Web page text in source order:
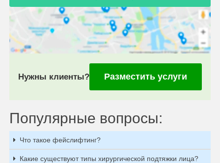
Нужны клиенты? Разместить услуги
Популярные вопросы:
Что такое фейслифтинг?
Какие существуют типы хирургической подтяжки лица?